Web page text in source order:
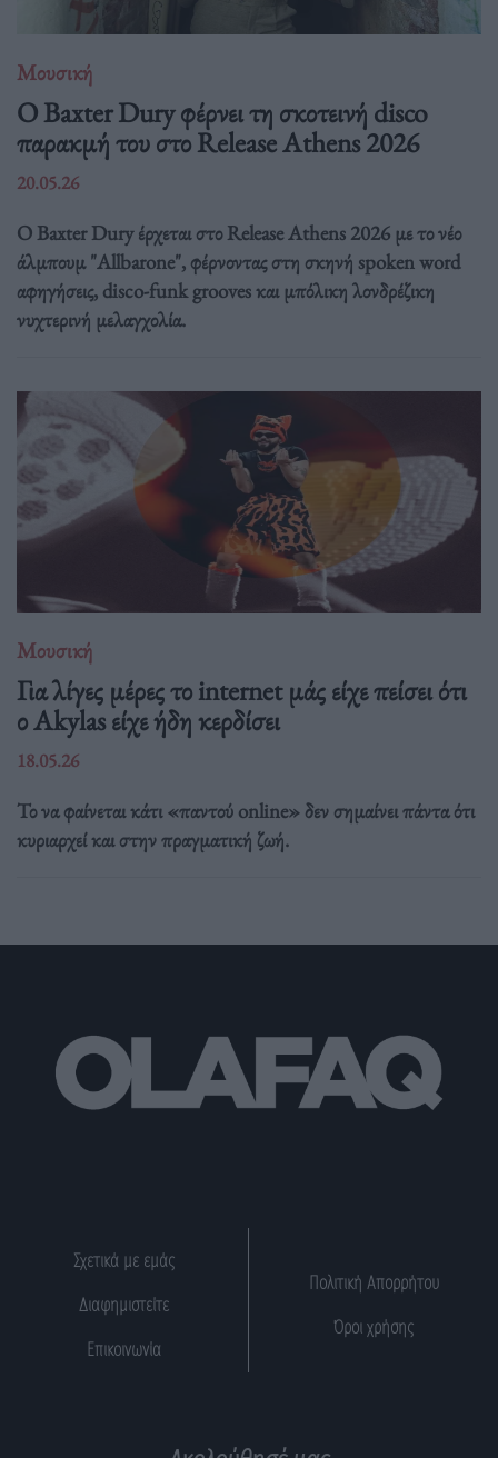
Μουσική
Ο Baxter Dury φέρνει τη σκοτεινή disco
παρακμή του στο Release Athens 2026
20.05.26
Ο Baxter Dury έρχεται στο Release Athens 2026 με το νέο
άλμπουμ "Allbarone", φέρνοντας στη σκηνή spoken word
αφηγήσεις, disco-funk grooves και μπόλικη λονδρέζικη
νυχτερινή μελαγχολία.
Μουσική
Για λίγες μέρες το internet μάς είχε πείσει ότι
ο Akylas είχε ήδη κερδίσει
18.05.26
Το να φαίνεται κάτι «παντού online» δεν σημαίνει πάντα ότι
κυριαρχεί και στην πραγματική ζωή.
Σχετικά με εμάς
Διαφημιστείτε
Επικοινωνία
Πολιτική Απορρήτου
Όροι χρήσης